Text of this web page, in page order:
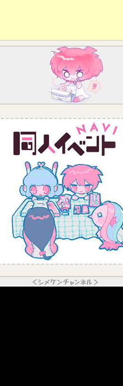
＜シメケンチャンネル＞